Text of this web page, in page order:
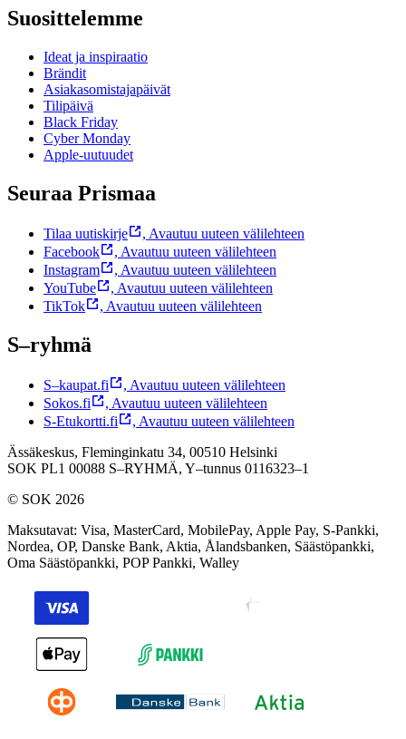
Suosittelemme
Ideat ja inspiraatio
Brändit
Asiakasomistajapäivät
Tilipäivä
Black Friday
Cyber Monday
Apple-uutuudet
Seuraa Prismaa
Tilaa uutiskirje , Avautuu uuteen välilehteen
Facebook
, Avautuu uuteen välilehteen
Instagram
, Avautuu uuteen välilehteen
YouTube
, Avautuu uuteen välilehteen
TikTok
, Avautuu uuteen välilehteen
S–ryhmä
S–kaupat.fi , Avautuu uuteen välilehteen
Sokos.fi
, Avautuu uuteen välilehteen
S-Etukortti.fi
, Avautuu uuteen välilehteen
Ässäkeskus, Fleminginkatu 34, 00510 Helsinki
SOK PL1 00088 S–RYHMÄ, Y–tunnus 0116323–1
© SOK 2026
Maksutavat: Visa, MasterCard, MobilePay, Apple Pay, S-Pankki,
Nordea, OP, Danske Bank, Aktia, Ålandsbanken, Säästöpankki,
Oma Säästöpankki, POP Pankki, Walley